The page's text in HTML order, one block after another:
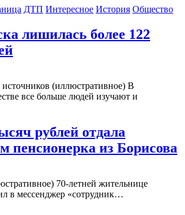
ДТП Интересное История Общество
лишилась более 122
(иллюстративное) В
все больше людей изучают и
рублей отдала
пенсионерка из Борисова
70-летней жительнице
в мессенджер «сотрудник…